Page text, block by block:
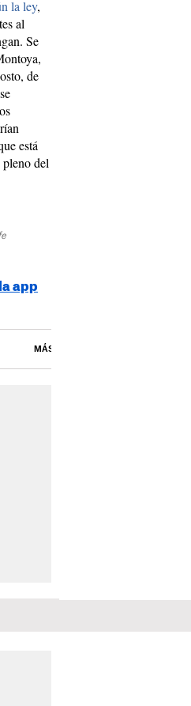
la ley,
al
Se
de
está
del
app
MÁS